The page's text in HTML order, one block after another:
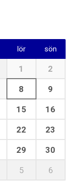
lör sön
1 2
8 9
15 16
22 23
29 30
5 6